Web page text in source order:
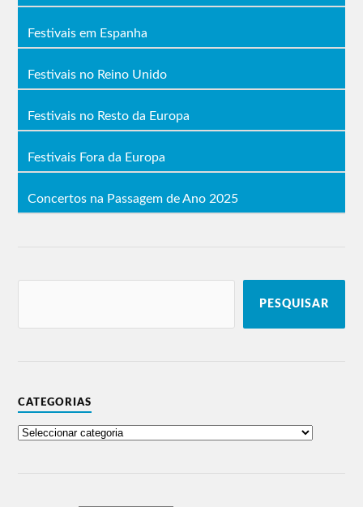
Festivais em Espanha
Festivais no Reino Unido
Festivais no Resto da Europa
Festivais Fora da Europa
Concertos na Passagem de Ano 2025
PESQUISAR
CATEGORIAS